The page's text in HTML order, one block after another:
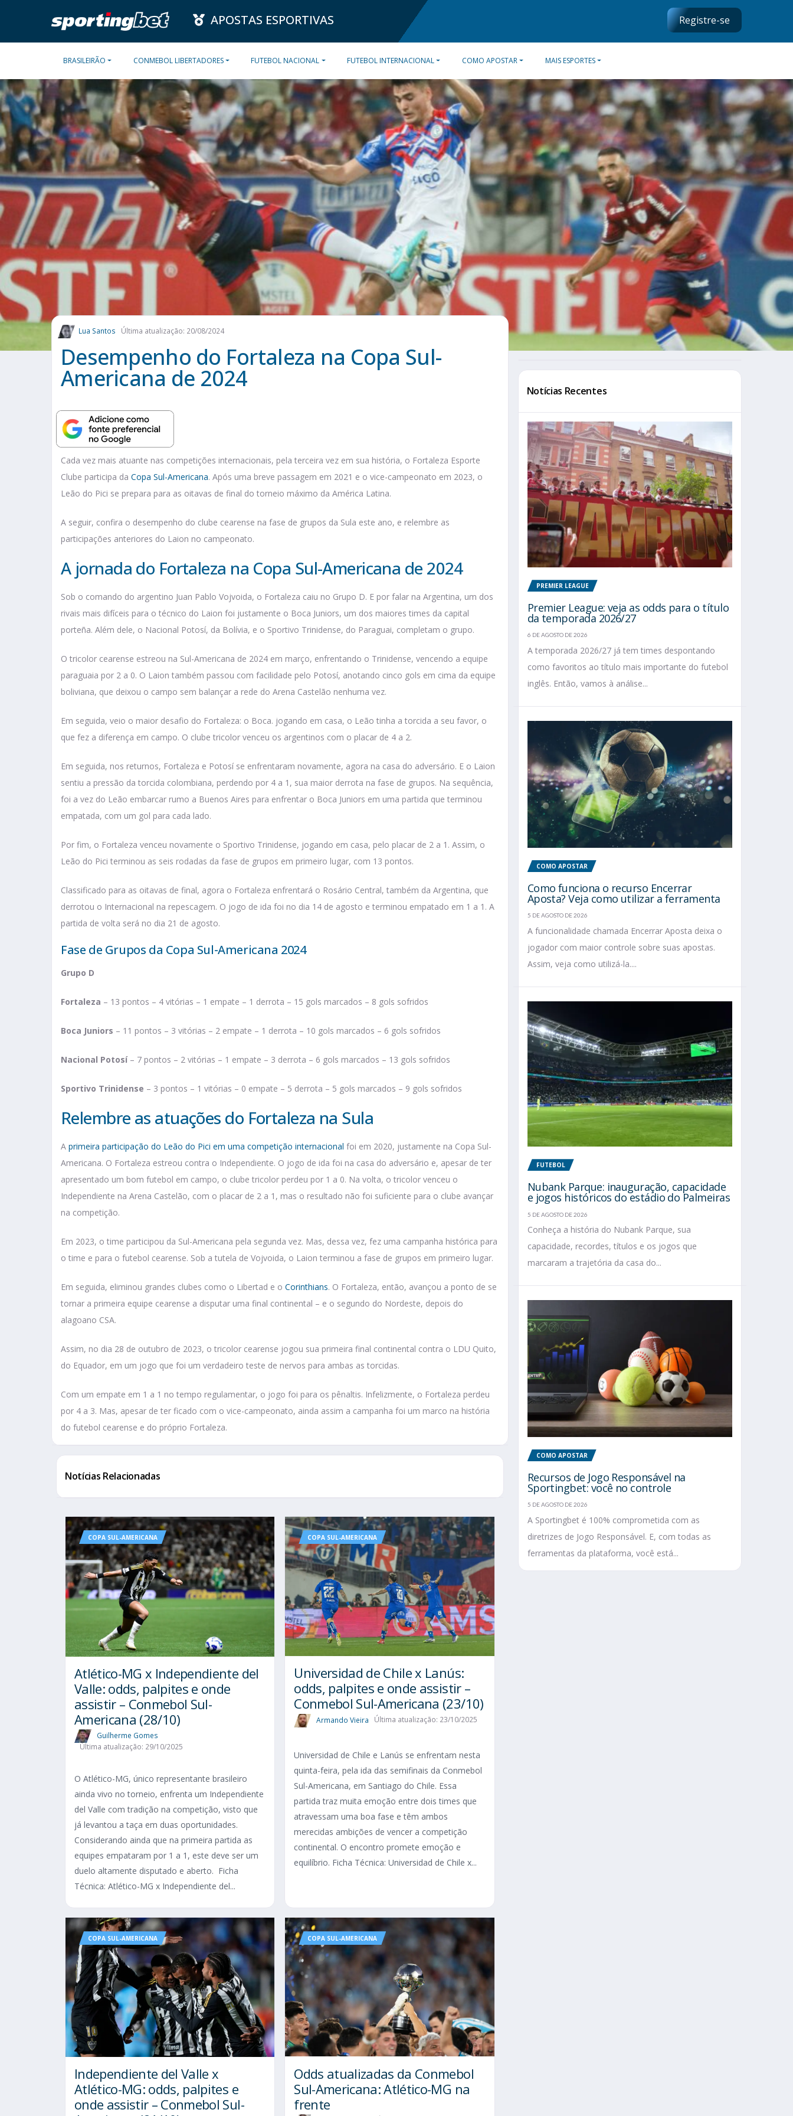
APOSTAS ESPORTIVAS Registre-se
BRASILEIRÃO CONMEBOL LIBERTADORES FUTEBOL NACIONAL FUTEBOL INTERNACIONAL COMO APOSTAR MAIS ESPORTES
Lua Santos Última atualização: 20/08/2024
Desempenho do Fortaleza na Copa Sul-
Americana de 2024
Cada vez mais atuante nas competições internacionais, pela terceira vez em sua história, o Fortaleza Esporte
Clube participa da Copa Sul-Americana. Após uma breve passagem em 2021 e o vice-campeonato em 2023, o
Leão do Pici se prepara para as oitavas de final do torneio máximo da América Latina.
A seguir, confira o desempenho do clube cearense na fase de grupos da Sula este ano, e relembre as
participações anteriores do Laion no campeonato.
A jornada do Fortaleza na Copa Sul-Americana de 2024
Sob o comando do argentino Juan Pablo Vojvoida, o Fortaleza caiu no Grupo D. E por falar na Argentina, um dos
rivais mais difíceis para o técnico do Laion foi justamente o Boca Juniors, um dos maiores times da capital
porteña. Além dele, o Nacional Potosí, da Bolívia, e o Sportivo Trinidense, do Paraguai, completam o grupo.
O tricolor cearense estreou na Sul-Americana de 2024 em março, enfrentando o Trinidense, vencendo a equipe
paraguaia por 2 a 0. O Laion também passou com facilidade pelo Potosí, anotando cinco gols em cima da equipe
boliviana, que deixou o campo sem balançar a rede do Arena Castelão nenhuma vez.
Em seguida, veio o maior desafio do Fortaleza: o Boca. jogando em casa, o Leão tinha a torcida a seu favor, o
que fez a diferença em campo. O clube tricolor venceu os argentinos com o placar de 4 a 2.
Em seguida, nos returnos, Fortaleza e Potosí se enfrentaram novamente, agora na casa do adversário. E o Laion
sentiu a pressão da torcida colombiana, perdendo por 4 a 1, sua maior derrota na fase de grupos. Na sequência,
foi a vez do Leão embarcar rumo a Buenos Aires para enfrentar o Boca Juniors em uma partida que terminou
empatada, com um gol para cada lado.
Por fim, o Fortaleza venceu novamente o Sportivo Trinidense, jogando em casa, pelo placar de 2 a 1. Assim, o
Leão do Pici terminou as seis rodadas da fase de grupos em primeiro lugar, com 13 pontos.
Classificado para as oitavas de final, agora o Fortaleza enfrentará o Rosário Central, também da Argentina, que
derrotou o Internacional na repescagem. O jogo de ida foi no dia 14 de agosto e terminou empatado em 1 a 1. A
partida de volta será no dia 21 de agosto.
Fase de Grupos da Copa Sul-Americana 2024
Grupo D
Fortaleza – 13 pontos – 4 vitórias – 1 empate – 1 derrota – 15 gols marcados – 8 gols sofridos
Boca Juniors – 11 pontos – 3 vitórias – 2 empate – 1 derrota – 10 gols marcados – 6 gols sofridos
Nacional Potosí– 7 pontos – 2 vitórias – 1 empate – 3 derrota – 6 gols marcados – 13 gols sofridos
Sportivo Trinidense – 3 pontos – 1 vitórias – 0 empate – 5 derrota – 5 gols marcados – 9 gols sofridos
Relembre as atuações do Fortaleza na Sula
A primeira participação do Leão do Pici em uma competição internacional foi em 2020, justamente na Copa Sul-
Americana. O Fortaleza estreou contra o Independiente. O jogo de ida foi na casa do adversário e, apesar de ter
apresentado um bom futebol em campo, o clube tricolor perdeu por 1 a 0. Na volta, o tricolor venceu o
Independiente na Arena Castelão, com o placar de 2 a 1, mas o resultado não foi suficiente para o clube avançar
na competição.
Em 2023, o time participou da Sul-Americana pela segunda vez. Mas, dessa vez, fez uma campanha histórica para
o time e para o futebol cearense. Sob a tutela de Vojvoida, o Laion terminou a fase de grupos em primeiro lugar.
Em seguida, eliminou grandes clubes como o Libertad e o Corinthians. O Fortaleza, então, avançou a ponto de se
tornar a primeira equipe cearense a disputar uma final continental – e o segundo do Nordeste, depois do
alagoano CSA.
Assim, no dia 28 de outubro de 2023, o tricolor cearense jogou sua primeira final continental contra o LDU Quito,
do Equador, em um jogo que foi um verdadeiro teste de nervos para ambas as torcidas.
Com um empate em 1 a 1 no tempo regulamentar, o jogo foi para os pênaltis. Infelizmente, o Fortaleza perdeu
por 4 a 3. Mas, apesar de ter ficado com o vice-campeonato, ainda assim a campanha foi um marco na história
do futebol cearense e do próprio Fortaleza.
Notícias Relacionadas
COPA SUL-AMERICANA
Atlético-MG x Independiente del
Valle: odds, palpites e onde
assistir – Conmebol Sul-
Americana (28/10)
Guilherme Gomes
Última atualização: 29/10/2025
O Atlético-MG, único representante brasileiro
ainda vivo no torneio, enfrenta um Independiente
del Valle com tradição na competição, visto que
já levantou a taça em duas oportunidades.
Considerando ainda que na primeira partida as
equipes empataram por 1 a 1, este deve ser um
duelo altamente disputado e aberto. Ficha
Técnica: Atlético-MG x Independiente del...
COPA SUL-AMERICANA
Universidad de Chile x Lanús:
odds, palpites e onde assistir –
Conmebol Sul-Americana (23/10)
Armando Vieira Última atualização: 23/10/2025
Universidad de Chile e Lanús se enfrentam nesta
quinta-feira, pela ida das semifinais da Conmebol
Sul-Americana, em Santiago do Chile. Essa
partida traz muita emoção entre dois times que
atravessam uma boa fase e têm ambos
merecidas ambições de vencer a competição
continental. O encontro promete emoção e
equilíbrio. Ficha Técnica: Universidad de Chile x...
COPA SUL-AMERICANA
Independiente del Valle x
Atlético-MG: odds, palpites e
onde assistir – Conmebol Sul-
COPA SUL-AMERICANA
Odds atualizadas da Conmebol
Sul-Americana: Atlético-MG na
frente
Notícias Recentes
PREMIER LEAGUE
Premier League: veja as odds para o título
da temporada 2026/27
6 DE AGOSTO DE 2026
A temporada 2026/27 já tem times despontando
como favoritos ao título mais importante do futebol
inglês. Então, vamos à análise...
COMO APOSTAR
Como funciona o recurso Encerrar
Aposta? Veja como utilizar a ferramenta
5 DE AGOSTO DE 2026
A funcionalidade chamada Encerrar Aposta deixa o
jogador com maior controle sobre suas apostas.
Assim, veja como utilizá-la....
FUTEBOL
Nubank Parque: inauguração, capacidade
e jogos históricos do estádio do Palmeiras
5 DE AGOSTO DE 2026
Conheça a história do Nubank Parque, sua
capacidade, recordes, títulos e os jogos que
marcaram a trajetória da casa do...
COMO APOSTAR
Recursos de Jogo Responsável na
Sportingbet: você no controle
5 DE AGOSTO DE 2026
A Sportingbet é 100% comprometida com as
diretrizes de Jogo Responsável. E, com todas as
ferramentas da plataforma, você está...